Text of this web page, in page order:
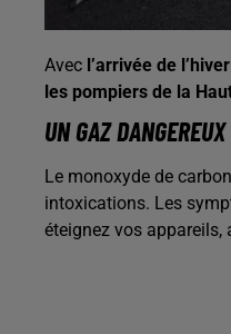
Avec l’arrivée de l’hiver
les pompiers de la
UN GAZ DANGEREUX
Le monoxyde de
intoxications. Les
éteignez vos appareils,